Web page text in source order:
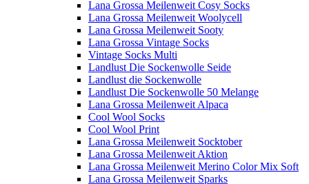
Lana Grossa Meilenweit Cosy Socks
Lana Grossa Meilenweit Woolycell
Lana Grossa Meilenweit Sooty
Lana Grossa Vintage Socks
Vintage Socks Multi
Landlust Die Sockenwolle Seide
Landlust die Sockenwolle
Landlust Die Sockenwolle 50 Melange
Lana Grossa Meilenweit Alpaca
Cool Wool Socks
Cool Wool Print
Lana Grossa Meilenweit Socktober
Lana Grossa Meilenweit Aktion
Lana Grossa Meilenweit Merino Color Mix Soft
Lana Grossa Meilenweit Sparks